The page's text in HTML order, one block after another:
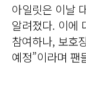
아일릿은 이날
알려졌다. 이에
참여하나, 보호
예정”이라며 팬